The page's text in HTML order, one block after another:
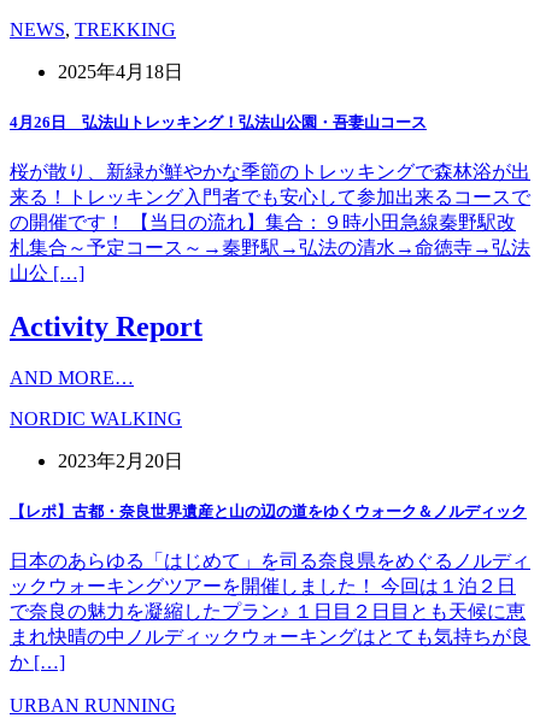
NEWS, TREKKING
2025年4月18日
4月26日 弘法山トレッキング！弘法山公園・吾妻山コース
桜が散り、新緑が鮮やかな季節のトレッキングで森林浴が出
来る！トレッキング入門者でも安心して参加出来るコースで
の開催です！ 【当日の流れ】集合：９時小田急線秦野駅改
札集合～予定コース～→秦野駅→弘法の清水→命徳寺→弘法
山公 […]
Activity Report
AND MORE…
NORDIC WALKING
2023年2月20日
【レポ】古都・奈良世界遺産と山の辺の道をゆくウォーク＆ノルディック
日本のあらゆる「はじめて」を司る奈良県をめぐるノルディ
ックウォーキングツアーを開催しました！ 今回は１泊２日
で奈良の魅力を凝縮したプラン♪ １日目２日目とも天候に恵
まれ快晴の中ノルディックウォーキングはとても気持ちが良
か […]
URBAN RUNNING